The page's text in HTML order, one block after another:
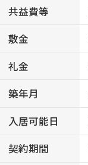
共益費等
敷金
礼金
築年月
入居可能日
契約期間